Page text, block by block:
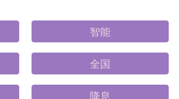
智能
全国
降息